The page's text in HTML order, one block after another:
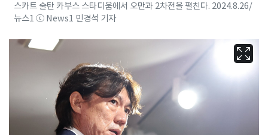
스카트 술탄 카부스 스타디움에서 오만과 2차전을 펼친다. 2024.8.26/
뉴스1 ⓒ News1 민경석 기자